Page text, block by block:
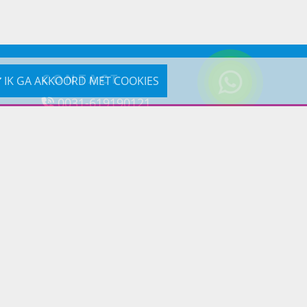
IK GA AKKOORD MET COOKIES
CONTACT
0031-619190121